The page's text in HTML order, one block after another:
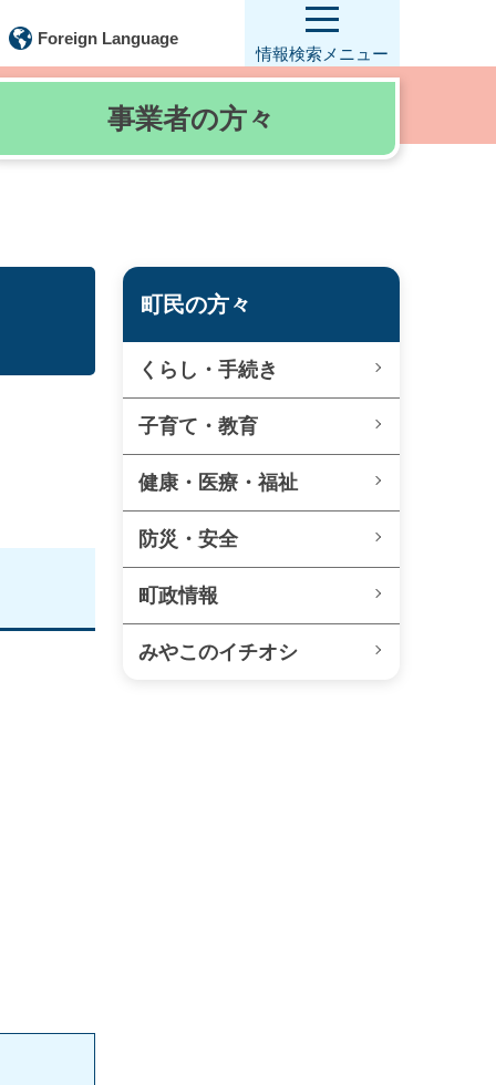
Foreign Language
情報検索 メニュー
事業者の方々
町民の方々
くらし・手続き
子育て・教育
健康・医療・福祉
防災・安全
町政情報
みやこのイチオシ